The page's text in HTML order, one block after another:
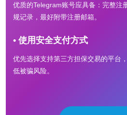
优质的Telegram账号应具备：完整注
规记录，最好附带注册邮箱。
• 使用安全支付方式
优先选择支持第三方担保交易的平台
低被骗风险。